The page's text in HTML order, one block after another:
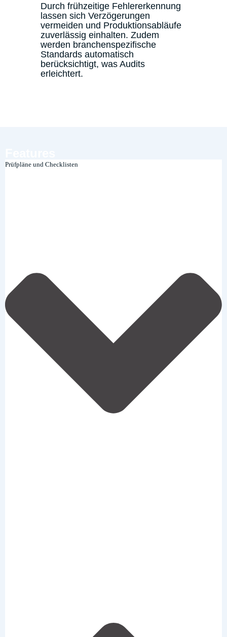
Durch frühzeitige Fehlererkennung
lassen sich Verzögerungen
vermeiden und Produktionsabläufe
zuverlässig einhalten. Zudem
werden branchenspezifische
Standards automatisch
berücksichtigt, was Audits
erleichtert.
Prüfpläne und Checklisten